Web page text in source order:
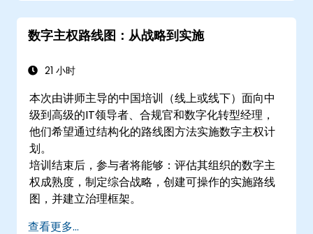
数字主权路线图：从战略到实施
21 小时
本次由讲师主导的中国培训（线上或线下）面向中
级到高级的IT领导者、合规官和数字化转型经理，
他们希望通过结构化的路线图方法实施数字主权计
划。
培训结束后，参与者将能够：评估其组织的数字主
权成熟度，制定综合战略，创建可操作的实施路线
图，并建立治理框架。
查看更多...